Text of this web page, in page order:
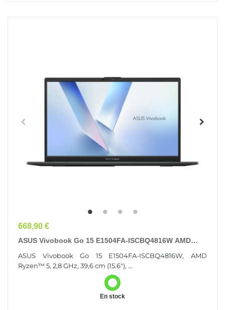
Prix
668,90 €
ASUS Vivobook Go 15 E1504FA-ISCBQ4816W AMD
HD...
ASUS Vivobook Go 15 E1504FA-ISCBQ4816W, AMD
Ryzen™ 5, 2,8 GHz, 39,6 cm (15.6"), ...
En stock